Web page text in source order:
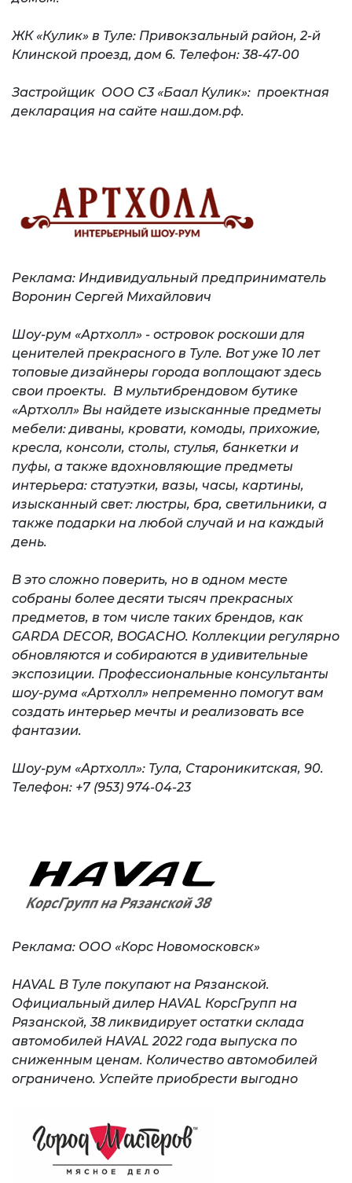
ЖК «Кулик» в Туле: Привокзальный район, 2-й
Клинской проезд, дом 6. Телефон: 38-47-00
Застройщик ООО С3 «Баал Кулик»: проектная
декларация на сайте наш.дом.рф.
Реклама: Индивидуальный предприниматель
Воронин Сергей Михайлович
Шоу-рум «Артхолл» - островок роскоши для
ценителей прекрасного в Туле. Вот уже 10 лет
топовые дизайнеры города воплощают здесь
свои проекты. В мультибрендовом бутике
«Артхолл» Вы найдете изысканные предметы
мебели: диваны, кровати, комоды, прихожие,
кресла, консоли, столы, стулья, банкетки и
пуфы, а также вдохновляющие предметы
интерьера: статуэтки, вазы, часы, картины,
изысканный свет: люстры, бра, светильники, а
также подарки на любой случай и на каждый
день.
В это сложно поверить, но в одном месте
собраны более десяти тысяч прекрасных
предметов, в том числе таких брендов, как
GARDA DECOR, BOGACHO. Коллекции регулярно
обновляются и собираются в удивительные
экспозиции. Профессиональные консультанты
шоу-рума «Артхолл» непременно помогут вам
создать интерьер мечты и реализовать все
фантазии.
Шоу-рум «Артхолл»: Тула, Староникитская, 90.
Телефон: +7 (953) 974-04-23
Реклама: ООО «Корс Новомосковск»
HAVAL В Туле покупают на Рязанской.
Официальный дилер HAVAL КорсГрупп на
Рязанской, 38 ликвидирует остатки склада
автомобилей HAVAL 2022 года выпуска по
сниженным ценам. Количество автомобилей
ограничено. Успейте приобрести выгодно